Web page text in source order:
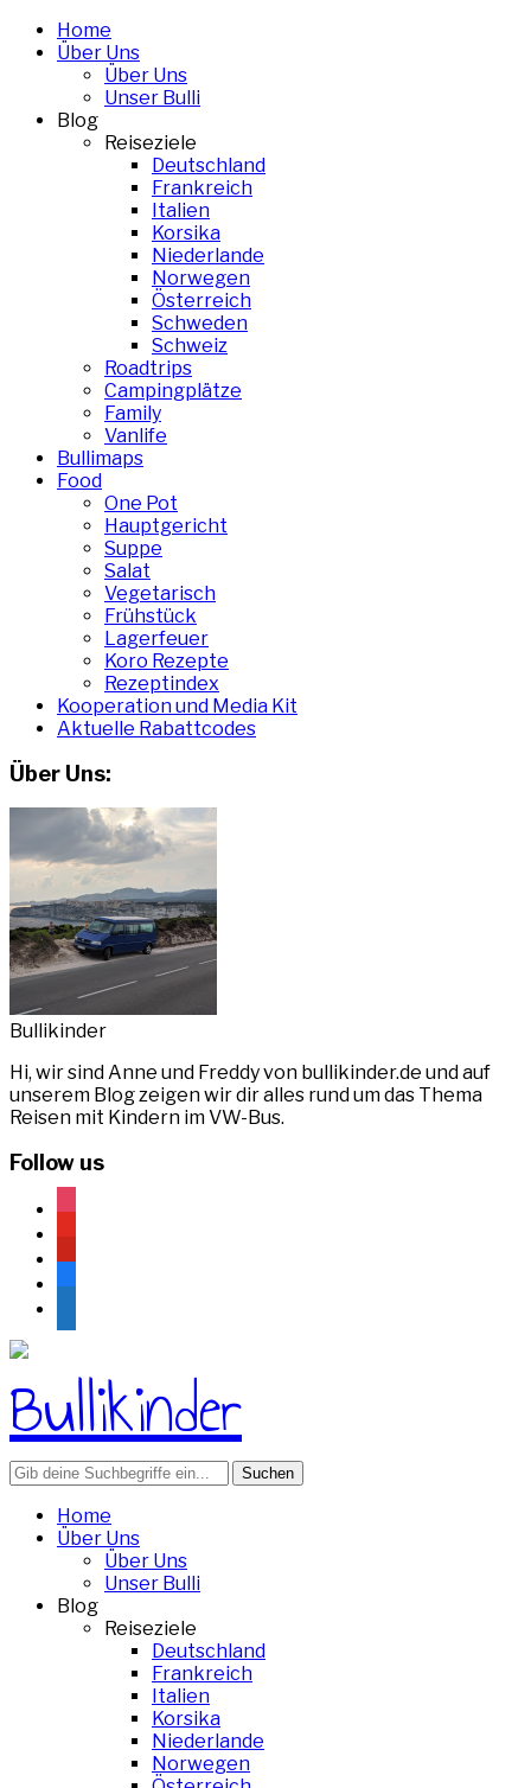
Skip
Home
Über Uns
Über Uns
Unser Bulli
Blog
Reiseziele
Deutschland
Frankreich
Italien
Korsika
Niederlande
Norwegen
Österreich
Schweden
Schweiz
Roadtrips
Campingplätze
Family
Vanlife
Bullimaps
Food
One Pot
Hauptgericht
Suppe
Salat
Vegetarisch
Frühstück
Lagerfeuer
Koro Rezepte
Rezeptindex
Kooperation und Media Kit
Aktuelle Rabattcodes
Über Uns:
Bullikinder
Hi, wir sind Anne und Freddy von bullikinder.de und auf
unserem Blog zeigen wir dir alles rund um das Thema
Reisen mit Kindern im VW-Bus.
Follow us
instagram
pinterest
facebook
Search
for:
Home
Über Uns
Über Uns
Unser Bulli
Blog
Reiseziele
Deutschland
Frankreich
Italien
Korsika
Niederlande
Norwegen